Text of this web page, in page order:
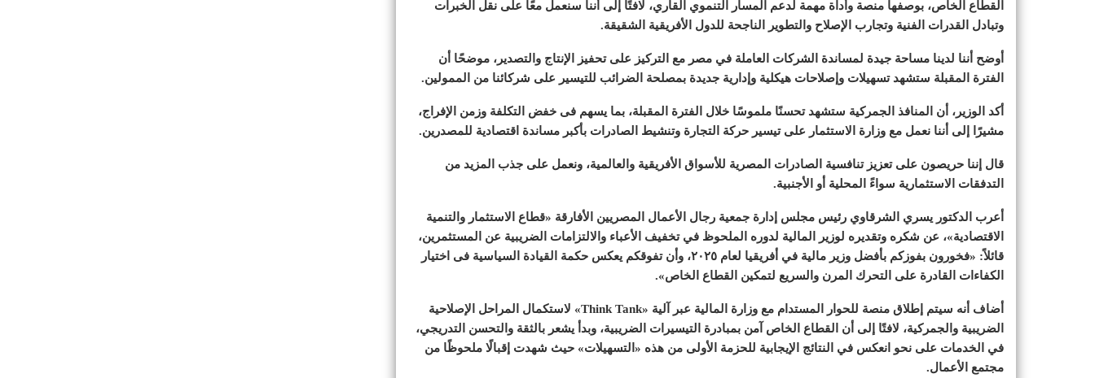
القطاع الخاص، بوصفها منصة وأداة مهمة لدعم المسار التنموي القاري، لافتًا إلى أننا سنعمل معًا على نقل الخبرات
وتبادل القدرات الفنية وتجارب الإصلاح والتطوير الناجحة للدول الأفريقية الشقيقة.
أوضح أننا لدينا مساحة جيدة لمساندة الشركات العاملة في مصر مع التركيز على تحفيز الإنتاج والتصدير، موضحًا أن
الفترة المقبلة ستشهد تسهيلات وإصلاحات هيكلية وإدارية جديدة بمصلحة الضرائب للتيسير على شركائنا من الممولين.
أكد الوزير، أن المنافذ الجمركية ستشهد تحسنًا ملموسًا خلال الفترة المقبلة، بما يسهم فى خفض التكلفة وزمن الإفراج،
مشيرًا إلى أننا نعمل مع وزارة الاستثمار على تيسير حركة التجارة وتنشيط الصادرات بأكبر مساندة اقتصادية للمصدرين.
قال إننا حريصون على تعزيز تنافسية الصادرات المصرية للأسواق الأفريقية والعالمية، ونعمل على جذب المزيد من
التدفقات الاستثمارية سواءً المحلية أو الأجنبية.
أعرب الدكتور يسري الشرقاوي رئيس مجلس إدارة جمعية رجال الأعمال المصريين الأفارقة «قطاع الاستثمار والتنمية
الاقتصادية»، عن شكره وتقديره لوزير المالية لدوره الملحوظ في تخفيف الأعباء والالتزامات الضريبية عن المستثمرين،
قائلاً: «فخورون بفوزكم بأفضل وزير مالية في أفريقيا لعام ٢٠٢٥، وأن تفوقكم يعكس حكمة القيادة السياسية فى اختيار
الكفاءات القادرة على التحرك المرن والسريع لتمكين القطاع الخاص».
أضاف أنه سيتم إطلاق منصة للحوار المستدام مع وزارة المالية عبر آلية «Think Tank» لاستكمال المراحل الإصلاحية
الضريبية والجمركية، لافتًا إلى أن القطاع الخاص آمن بمبادرة التيسيرات الضريبية، وبدأ يشعر بالثقة والتحسن التدريجي،
في الخدمات على نحو انعكس في النتائج الإيجابية للحزمة الأولى من هذه «التسهيلات» حيث شهدت إقبالًا ملحوظًا من
مجتمع الأعمال.